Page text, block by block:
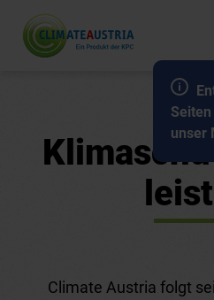
unser
Climate Austria folgt